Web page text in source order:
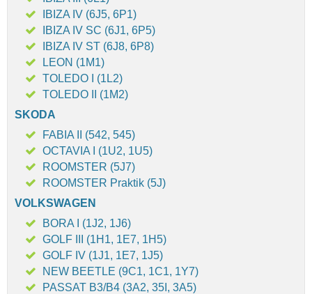
IBIZA IV (6J5, 6P1)
IBIZA IV SC (6J1, 6P5)
IBIZA IV ST (6J8, 6P8)
LEON (1M1)
TOLEDO I (1L2)
TOLEDO II (1M2)
SKODA
FABIA II (542, 545)
OCTAVIA I (1U2, 1U5)
ROOMSTER (5J7)
ROOMSTER Praktik (5J)
VOLKSWAGEN
BORA I (1J2, 1J6)
GOLF III (1H1, 1E7, 1H5)
GOLF IV (1J1, 1E7, 1J5)
NEW BEETLE (9C1, 1C1, 1Y7)
PASSAT B3/B4 (3A2, 35I, 3A5)